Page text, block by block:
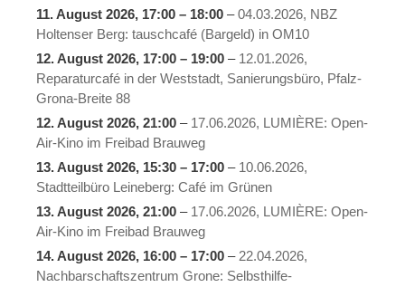
11. August 2026, 17:00 – 18:00 –04.03.2026, NBZ
Holtenser Berg: tauschcafé (Bargeld) in OM10
12. August 2026, 17:00 – 19:00 – 12.01.2026,
Reparaturcafé in der Weststadt, Sanierungsbüro, Pfalz-
Grona-Breite 88
12. August 2026, 21:00 – 17.06.2026, LUMIÈRE: Open-
Air-Kino im Freibad Brauweg
13. August 2026, 15:30 – 17:00 – 10.06.2026,
Stadtteilbüro Leineberg: Café im Grünen
13. August 2026, 21:00 – 17.06.2026, LUMIÈRE: Open-
Air-Kino im Freibad Brauweg
14. August 2026, 16:00 – 17:00 – 22.04.2026,
Nachbarschaftszentrum Grone: Selbsthilfe-